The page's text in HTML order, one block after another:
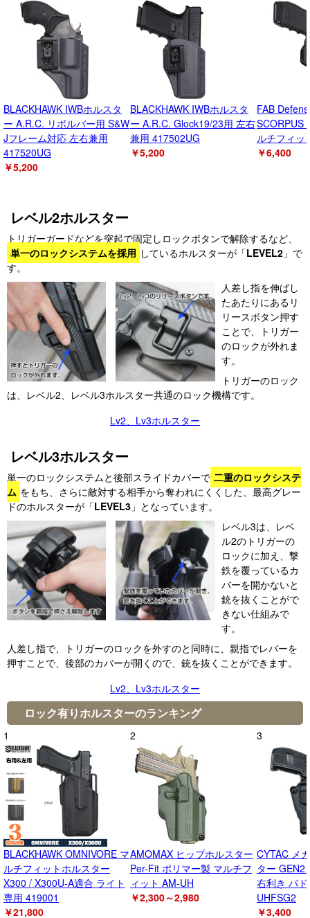
BLACKHAWK IWBホルスタ
ー A.R.C. リボルバー用 S&W
Jフレーム対応 左右兼用
417520UG
￥5,200
BLACKHAWK IWBホルスタ
ー A.R.C. Glock19/23用 左右
兼用 417502UG
￥5,200
FAB
SCORPUS
ルチフィッ
￥6,400
レベル2ホルスター
トリガーガードなどを突起で固定しロックボタンで解除するなど、
単一のロックシステムを採用 しているホルスターが「LEVEL2 」で
す。
人差し指を伸ばし
たあたりにあるリ
リースボタン押す
ことで、トリガー
のロックが外れま
す。
トリガーのロック
は、レベル2、レベル3ホルスター共通のロック機構です。
Lv2、Lv3ホルスター
レベル3ホルスター
単一のロックシステムと後部スライドカバーで 二重のロックシステ
ム をもち、さらに敵対する相手から奪われにくくした、最高グレー
ドのホルスターが「LEVEL3 」となっています。
レベル3は、レベ
ル2のトリガーの
ロックに加え、撃
鉄を覆っているカ
バーを開かないと
銃を抜くことがで
きない仕組みで
す。
人差し指で、トリガーのロックを外すのと同時に、親指でレバーを
押すことで、後部のカバーが開くので、銃を抜くことができます。
Lv2、Lv3ホルスター
ロック有りホルスターのランキング
1
BLACKHAWK OMNIVORE マ
ルチフィットホルスター
X300 / X300U-A適合 ライト
専用 419001
￥21,800
2
AMOMAX ヒップホルスター
Per-Fit ポリマー製 マルチフ
ィット AM-UH
￥2,300～2,980
3
CYTAC メ
ター GEN2
右利き パ
UHFSG2
￥3,400